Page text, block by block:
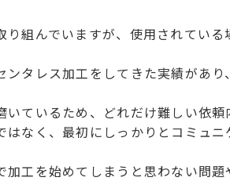
組んでいますが、使用されてい
タレス加工をしてきた実績があ
ているため、どれだけ難しい依頼
なく、最初にしっかりとコミュ
工を始めてしまうと思わない問